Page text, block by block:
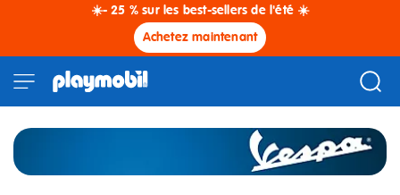
☀️- 25 % sur les best-sellers de l'été ☀️
Achetez maintenant